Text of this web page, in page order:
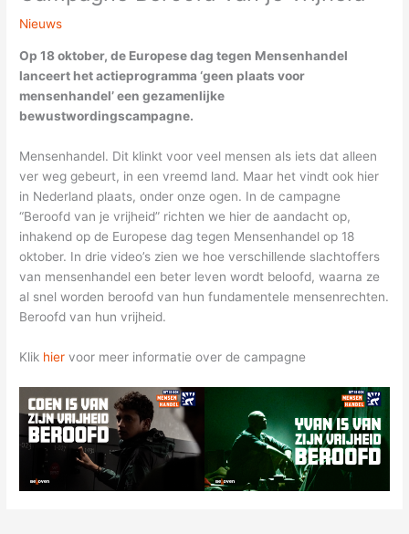
Nieuws
Op 18 oktober, de Europese dag tegen Mensenhandel
lanceert het actieprogramma ‘geen plaats voor
mensenhandel’ een gezamenlijke
bewustwordingscampagne.
Mensenhandel. Dit klinkt voor veel mensen als iets dat alleen
ver weg gebeurt, in een vreemd land. Maar het vindt ook hier
in Nederland plaats, onder onze ogen. In de campagne
“Beroofd van je vrijheid” richten we hier de aandacht op,
inhakend op de Europese dag tegen Mensenhandel op 18
oktober. In drie video’s zien we hoe verschillende slachtoffers
van mensenhandel een beter leven wordt beloofd, waarna ze
al snel worden beroofd van hun fundamentele mensenrechten.
Beroofd van hun vrijheid.
Klik hiervoor meer informatie over de campagne